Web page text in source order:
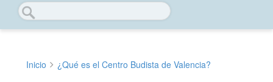
Buscar
Inicio ¿Qué es el Centro Budista de Valencia?